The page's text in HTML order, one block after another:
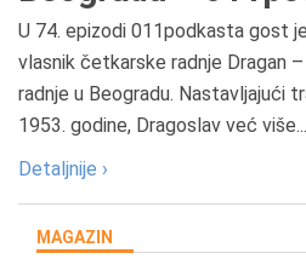
U 74. epizodi 011podkasta gost
vlasnik četkarske radnje Dragan
radnje u Beogradu. Nastavljajući
1953. godine, Dragoslav već više...
Detaljnije ›
MAGAZIN